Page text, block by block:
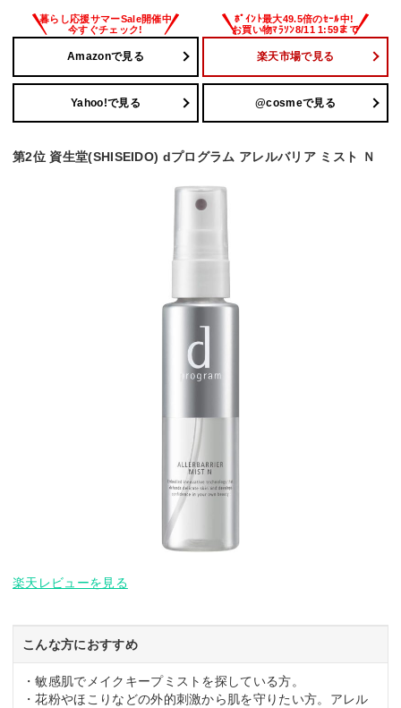
Amazonで見る 楽天市場で見る
Yahoo!で見る @cosmeで見る
第2位 資生堂(SHISEIDO) dプログラム アレルバリア ミスト Ｎ
楽天レビューを見る
こんな方におすすめ
・敏感肌でメイクキープミストを探している方。
・花粉やほこりなどの外的刺激から肌を守りたい方。アレル